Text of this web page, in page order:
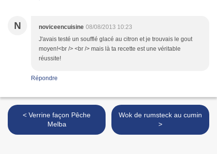
N noviceencuisine 08/08/2013 10:23
J'avais testé un soufflé glacé au citron et je trouvais le gout
moyen!<br /> <br /> mais là ta recette est une véritable
réussite!
Répondre
< Verrine façon Pêche
Melba
Wok de rumsteck au cumin
>